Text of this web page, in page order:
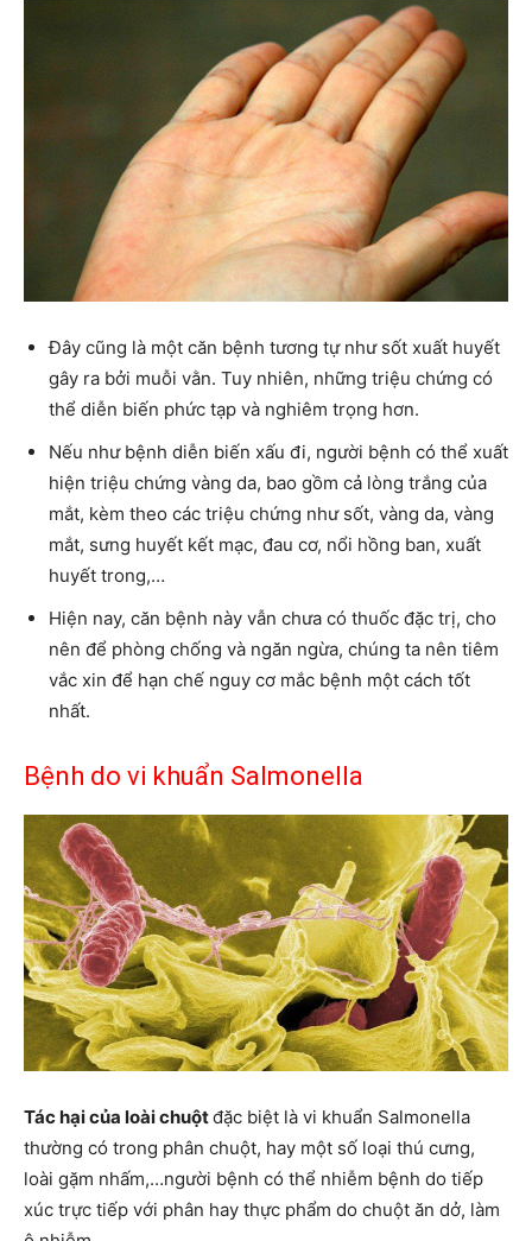
Đây cũng là một căn bệnh tương tự như sốt xuất huyết
gây ra bởi muỗi vằn. Tuy nhiên, những triệu chứng có
thể diễn biến phức tạp và nghiêm trọng hơn.
Nếu như bệnh diễn biến xấu đi, người bệnh có thể xuất
hiện triệu chứng vàng da, bao gồm cả lòng trắng của
mắt, kèm theo các triệu chứng như sốt, vàng da, vàng
mắt, sưng huyết kết mạc, đau cơ, nổi hồng ban, xuất
huyết trong,…
Hiện nay, căn bệnh này vẫn chưa có thuốc đặc trị, cho
nên để phòng chống và ngăn ngừa, chúng ta nên tiêm
vắc xin để hạn chế nguy cơ mắc bệnh một cách tốt
nhất.
Bệnh do vi khuẩn Salmonella
Tác hại của loài chuộtđặc biệt là vi khuẩn Salmonella
thường có trong phân chuột, hay một số loại thú cưng,
loài gặm nhấm,…người bệnh có thể nhiễm bệnh do tiếp
xúc trực tiếp với phân hay thực phẩm do chuột ăn dở, làm